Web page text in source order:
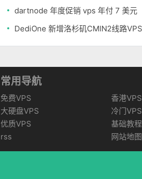
dartnode 年度促销 vps 年付 7 美元
常用导航
免费VPS
香港VPS
大硬盘VPS
冷门VPS
优质VPS
基础教程
rss
网站地图